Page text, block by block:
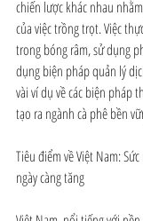
chiến lược khác nhau
của việc trồng trọt. Việc
trong bóng râm, sử dụng
dụng biện pháp quản lý
vài ví dụ về các biện pháp
tạo ra ngành cà phê bền
Tiêu điểm về Việt Nam:
ngày càng tăng